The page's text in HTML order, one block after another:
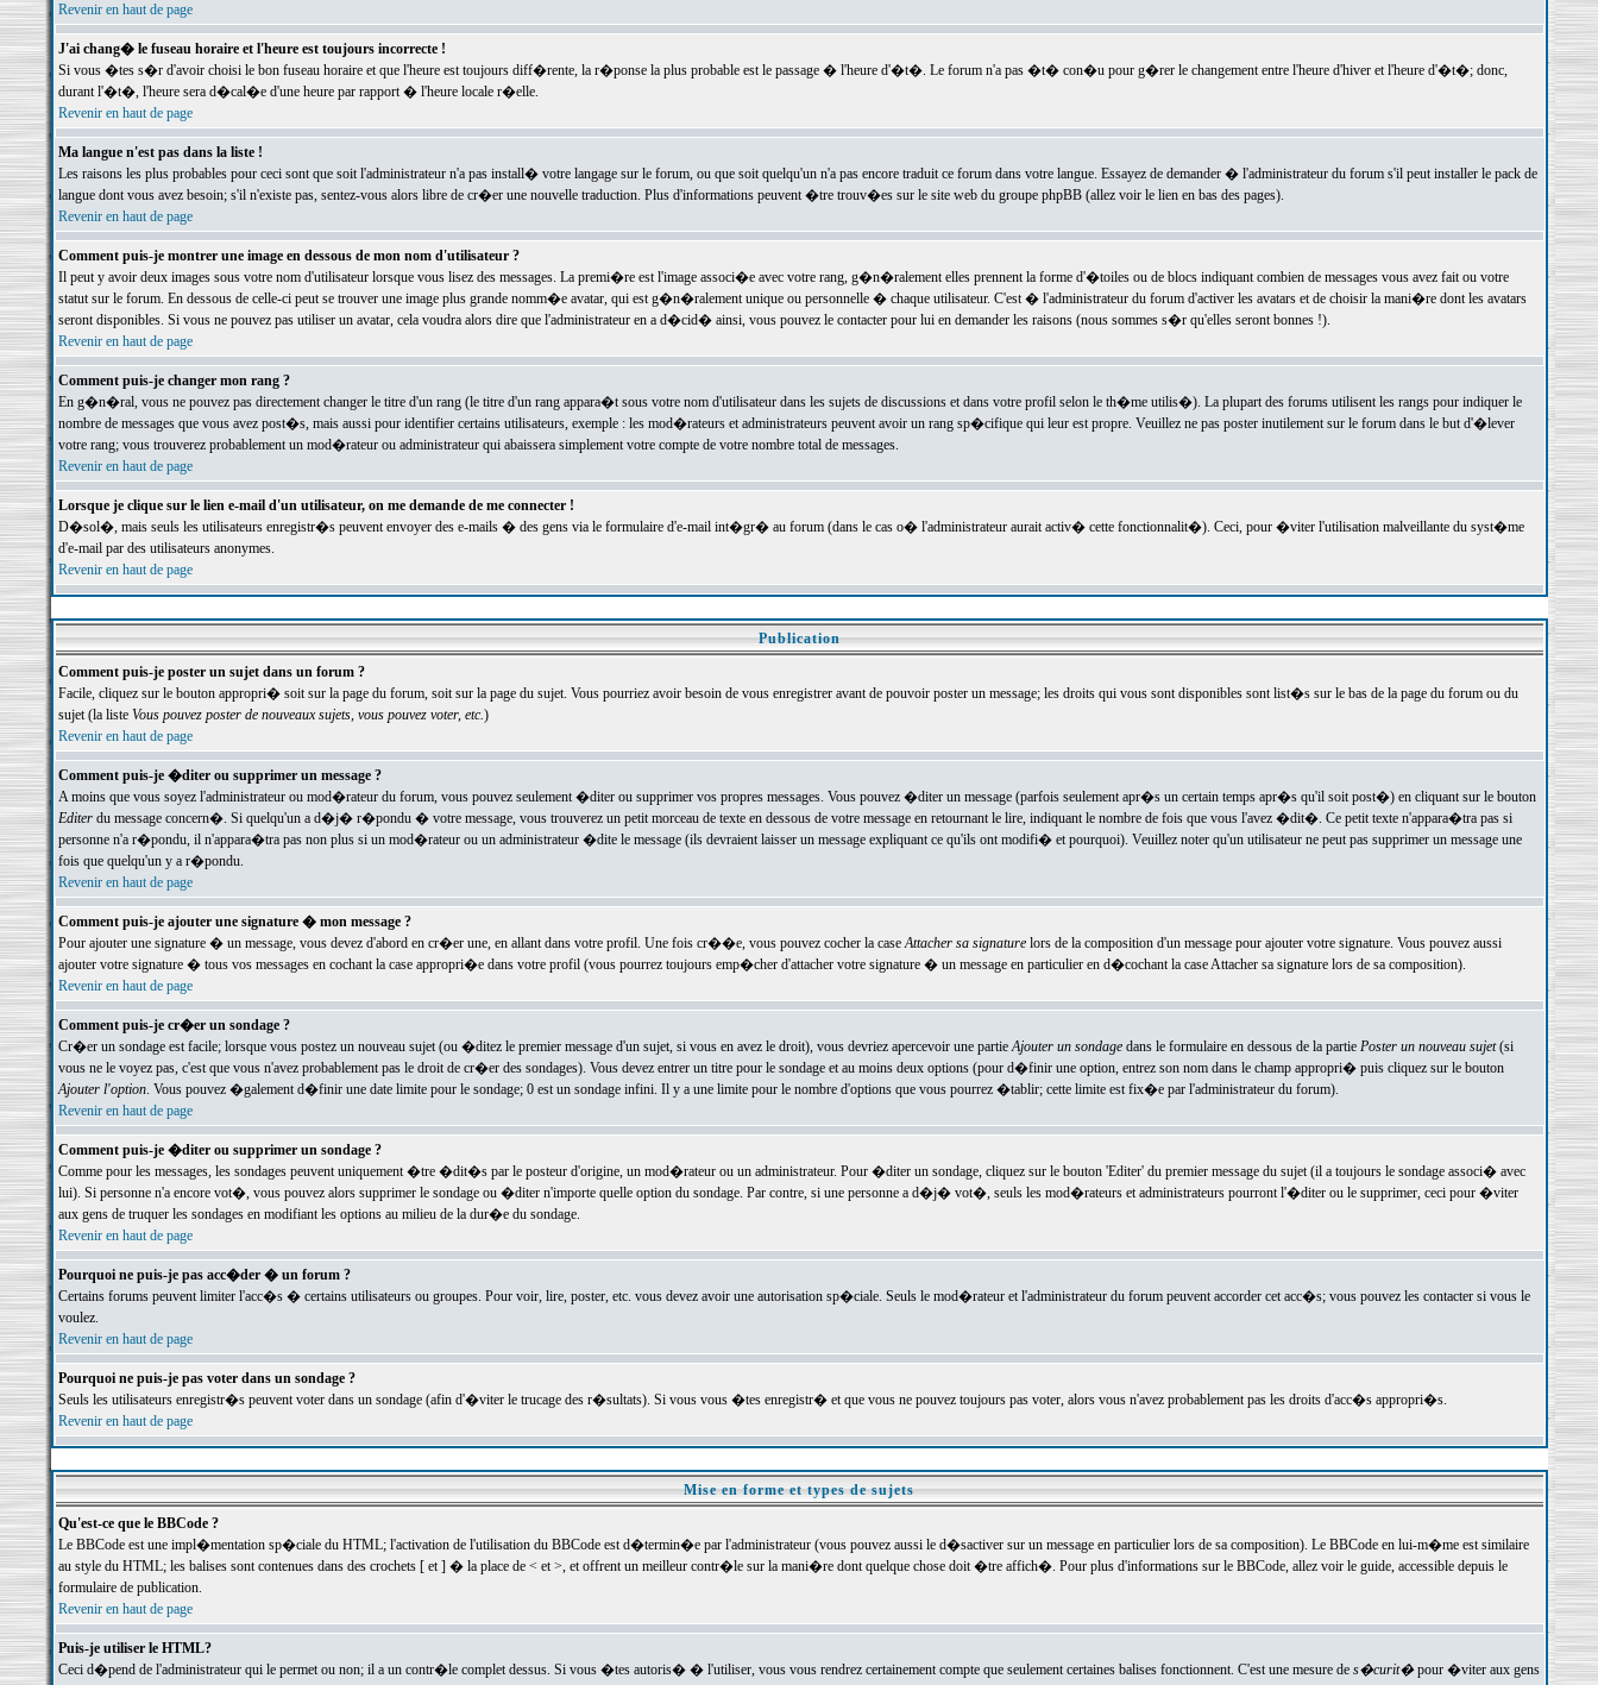
Revenir en haut de page
J'ai chang� le fuseau horaire et l'heure est toujours incorrecte !
Si vous �tes s�r d'avoir choisi le bon fuseau horaire et que l'heure est toujours diff�rente, la r�ponse la plus probable est le passage � l'heure d'�t�. Le forum n'a pas �t� con�u pour g�rer le changement entre l'heure d'hiver et l'heure d'�t�; donc,
durant l'�t�, l'heure sera d�cal�e d'une heure par rapport � l'heure locale r�elle.
Revenir en haut de page
Ma langue n'est pas dans la liste !
Les raisons les plus probables pour ceci sont que soit l'administrateur n'a pas install� votre langage sur le forum, ou que soit quelqu'un n'a pas encore traduit ce forum dans votre langue. Essayez de demander � l'administrateur du forum s'il peut installer le pack de
langue dont vous avez besoin; s'il n'existe pas, sentez-vous alors libre de cr�er une nouvelle traduction. Plus d'informations peuvent �tre trouv�es sur le site web du groupe phpBB (allez voir le lien en bas des pages).
Revenir en haut de page
Comment puis-je montrer une image en dessous de mon nom d'utilisateur ?
Il peut y avoir deux images sous votre nom d'utilisateur lorsque vous lisez des messages. La premi�re est l'image associ�e avec votre rang, g�n�ralement elles prennent la forme d'�toiles ou de blocs indiquant combien de messages vous avez fait ou votre
statut sur le forum. En dessous de celle-ci peut se trouver une image plus grande nomm�e avatar, qui est g�n�ralement unique ou personnelle � chaque utilisateur. C'est � l'administrateur du forum d'activer les avatars et de choisir la mani�re dont les avatars
seront disponibles. Si vous ne pouvez pas utiliser un avatar, cela voudra alors dire que l'administrateur en a d�cid� ainsi, vous pouvez le contacter pour lui en demander les raisons (nous sommes s�r qu'elles seront bonnes !).
Revenir en haut de page
Comment puis-je changer mon rang ?
En g�n�ral, vous ne pouvez pas directement changer le titre d'un rang (le titre d'un rang appara�t sous votre nom d'utilisateur dans les sujets de discussions et dans votre profil selon le th�me utilis�). La plupart des forums utilisent les rangs pour indiquer le
nombre de messages que vous avez post�s, mais aussi pour identifier certains utilisateurs, exemple : les mod�rateurs et administrateurs peuvent avoir un rang sp�cifique qui leur est propre. Veuillez ne pas poster inutilement sur le forum dans le but d'�lever
votre rang; vous trouverez probablement un mod�rateur ou administrateur qui abaissera simplement votre compte de votre nombre total de messages.
Revenir en haut de page
Lorsque je clique sur le lien e-mail d'un utilisateur, on me demande de me connecter !
D�sol�, mais seuls les utilisateurs enregistr�s peuvent envoyer des e-mails � des gens via le formulaire d'e-mail int�gr� au forum (dans le cas o� l'administrateur aurait activ� cette fonctionnalit�). Ceci, pour �viter l'utilisation malveillante du syst�me
d'e-mail par des utilisateurs anonymes.
Revenir en haut de page
Publication
Comment puis-je poster un sujet dans un forum ?
Facile, cliquez sur le bouton appropri� soit sur la page du forum, soit sur la page du sujet. Vous pourriez avoir besoin de vous enregistrer avant de pouvoir poster un message; les droits qui vous sont disponibles sont list�s sur le bas de la page du forum ou du
sujet (la liste Vous pouvez poster de nouveaux sujets, vous pouvez voter, etc.)
Revenir en haut de page
Comment puis-je �diter ou supprimer un message ?
A moins que vous soyez l'administrateur ou mod�rateur du forum, vous pouvez seulement �diter ou supprimer vos propres messages. Vous pouvez �diter un message (parfois seulement apr�s un certain temps apr�s qu'il soit post�) en cliquant sur le bouton
Editerdu message concern�. Si quelqu'un a d�j� r�pondu � votre message, vous trouverez un petit morceau de texte en dessous de votre message en retournant le lire, indiquant le nombre de fois que vous l'avez �dit�. Ce petit texte n'appara�tra pas si
personne n'a r�pondu, il n'appara�tra pas non plus si un mod�rateur ou un administrateur �dite le message (ils devraient laisser un message expliquant ce qu'ils ont modifi� et pourquoi). Veuillez noter qu'un utilisateur ne peut pas supprimer un message une
fois que quelqu'un y a r�pondu.
Revenir en haut de page
Comment puis-je ajouter une signature � mon message ?
Pour ajouter une signature � un message, vous devez d'abord en cr�er une, en allant dans votre profil. Une fois cr��e, vous pouvez cocher la caseAttacher sa signaturelors de la composition d'un message pour ajouter votre signature. Vous pouvez aussi
ajouter votre signature � tous vos messages en cochant la case appropri�e dans votre profil (vous pourrez toujours emp�cher d'attacher votre signature � un message en particulier en d�cochant la case Attacher sa signature lors de sa composition).
Revenir en haut de page
Comment puis-je cr�er un sondage ?
Cr�er un sondage est facile; lorsque vous postez un nouveau sujet (ou �ditez le premier message d'un sujet, si vous en avez le droit), vous devriez apercevoir une partieAjouter un sondagedans le formulaire en dessous de la partie Poster un nouveau sujet(si
vous ne le voyez pas, c'est que vous n'avez probablement pas le droit de cr�er des sondages). Vous devez entrer un titre pour le sondage et au moins deux options (pour d�finir une option, entrez son nom dans le champ appropri� puis cliquez sur le bouton
Ajouter l'option. Vous pouvez �galement d�finir une date limite pour le sondage; 0 est un sondage infini. Il y a une limite pour le nombre d'options que vous pourrez �tablir; cette limite est fix�e par l'administrateur du forum).
Revenir en haut de page
Comment puis-je �diter ou supprimer un sondage ?
Comme pour les messages, les sondages peuvent uniquement �tre �dit�s par le posteur d'origine, un mod�rateur ou un administrateur. Pour �diter un sondage, cliquez sur le bouton 'Editer' du premier message du sujet (il a toujours le sondage associ� avec
lui). Si personne n'a encore vot�, vous pouvez alors supprimer le sondage ou �diter n'importe quelle option du sondage. Par contre, si une personne a d�j� vot�, seuls les mod�rateurs et administrateurs pourront l'�diter ou le supprimer, ceci pour �viter
aux gens de truquer les sondages en modifiant les options au milieu de la dur�e du sondage.
Revenir en haut de page
Pourquoi ne puis-je pas acc�der � un forum ?
Certains forums peuvent limiter l'acc�s � certains utilisateurs ou groupes. Pour voir, lire, poster, etc. vous devez avoir une autorisation sp�ciale. Seuls le mod�rateur et l'administrateur du forum peuvent accorder cet acc�s; vous pouvez les contacter si vous le
voulez.
Revenir en haut de page
Pourquoi ne puis-je pas voter dans un sondage ?
Seuls les utilisateurs enregistr�s peuvent voter dans un sondage (afin d'�viter le trucage des r�sultats). Si vous vous �tes enregistr� et que vous ne pouvez toujours pas voter, alors vous n'avez probablement pas les droits d'acc�s appropri�s.
Revenir en haut de page
Mise en forme et types de sujets
Qu'est-ce que le BBCode ?
Le BBCode est une impl�mentation sp�ciale du HTML; l'activation de l'utilisation du BBCode est d�termin�e par l'administrateur (vous pouvez aussi le d�sactiver sur un message en particulier lors de sa composition). Le BBCode en lui-m�me est similaire
au style du HTML; les balises sont contenues dans des crochets [ et ] � la place de < et >, et offrent un meilleur contr�le sur la mani�re dont quelque chose doit �tre affich�. Pour plus d'informations sur le BBCode, allez voir le guide, accessible depuis le
formulaire de publication.
Revenir en haut de page
Puis-je utiliser le HTML?
Ceci d�pend de l'administrateur qui le permet ou non; il a un contr�le complet dessus. Si vous �tes autoris� � l'utiliser, vous vous rendrez certainement compte que seulement certaines balises fonctionnent. C'est une mesure de s�curit�pour �viter aux gens